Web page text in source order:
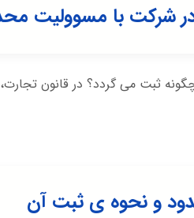
شرکت با مسوولیت
ثبت می گردد؟ در قانون
و نحوه ی ثبت آن